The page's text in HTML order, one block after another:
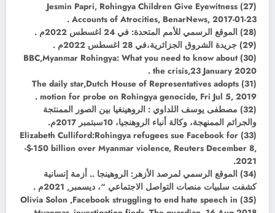
(27) Jesmin Papri, Rohingya Children Give Eyewitness
Accounts of Atrocities, BenarNews, 2017-01-23 .
(28) الموقع الرسمي للأمم المتحدة: في 24 اغسطس 2022م .
(29) جريدة الشروق الجزائرية،في 28 اغسطس 2022م .
(30) BBC,Myanmar Rohingya: What you need to know about
the crisis,23 January 2020 .
(31) The daily star,Dutch House of Representatives adopts
motion for probe on Rohingya genocide, Fri Jul 5, 2019 .
(32) مصطفى يوسف اللداوي : الروهينغيا بين الصور الممنتجة
والجرائم الممنهجة، وكالة أنباء الروهنجيا، 10سبتمبر 2017م.
(33) Elizabeth Culliford:Rohingya refugees sue Facebook for
-$-150 billion over Myanmar violence, Reuters December 8,
2021.
(34) الموقع الرسمي لمرصد الأزهر: الروهينجا .. أزمة إنسانية
كشفت سلبيات منصات التواصل الاجتماعي “، ديسمبر, 2021م .
(35) Olivia Solon ,Facebook struggling to end hate speech in